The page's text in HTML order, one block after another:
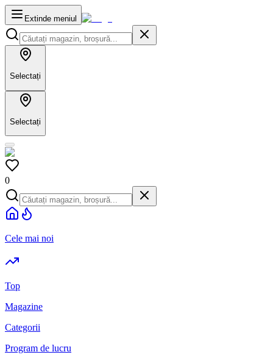
Extinde meniul
Selectați
Selectați
0
Cele mai noi
Top
Magazine
Categorii
Program de lucru